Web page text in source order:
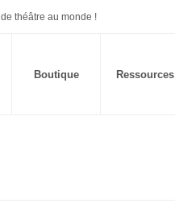
théâtre au monde !
Boutique Ressources